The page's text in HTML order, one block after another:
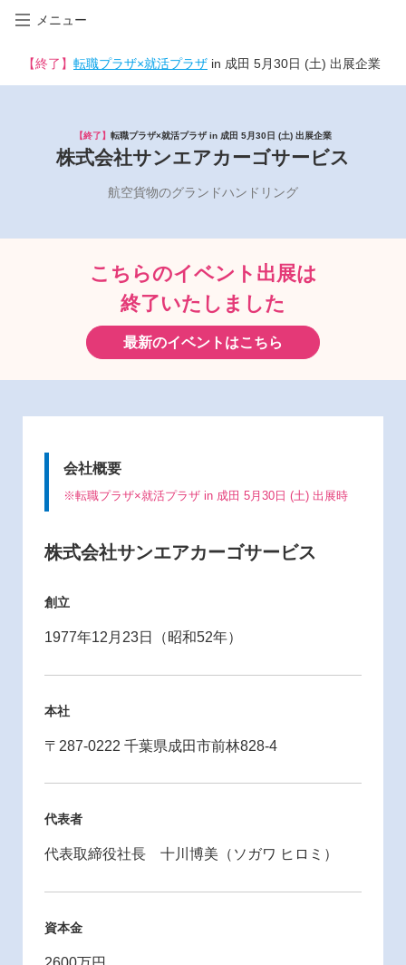
メニュー
【終了】 転職プラザ×就活プラザ in 成田 5月30日 (土) 出展企業
【終了】 転職プラザ×就活プラザ in 成田 5月30日 (土) 出展企業
株式会社サンエアカーゴサービス
航空貨物のグランドハンドリング
こちらのイベント出展は
終了いたしました
最新のイベントはこちら
会社概要
※転職プラザ×就活プラザ in 成田 5月30日 (土) 出展時
株式会社サンエアカーゴサービス
創立
1977年12月23日（昭和52年）
本社
〒287-0222 千葉県成田市前林828-4
代表者
代表取締役社長 十川博美（ソガワ ヒロミ）
資本金